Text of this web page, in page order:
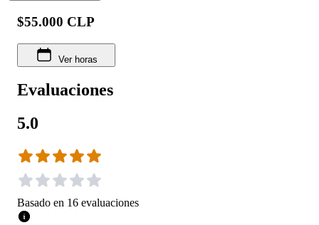
$55.000 CLP
Ver horas
Evaluaciones
5.0
Basado en 16 evaluaciones